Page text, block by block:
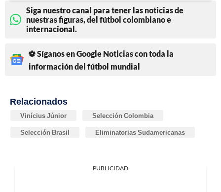
Siga nuestro canal para tener las noticias de
nuestras figuras, del fútbol colombiano e
internacional.
⚽ Síganos en Google Noticias con toda la
información del fútbol mundial
Relacionados
Vinícius Júnior Selección Colombia
Selección Brasil Eliminatorias Sudamericanas
PUBLICIDAD